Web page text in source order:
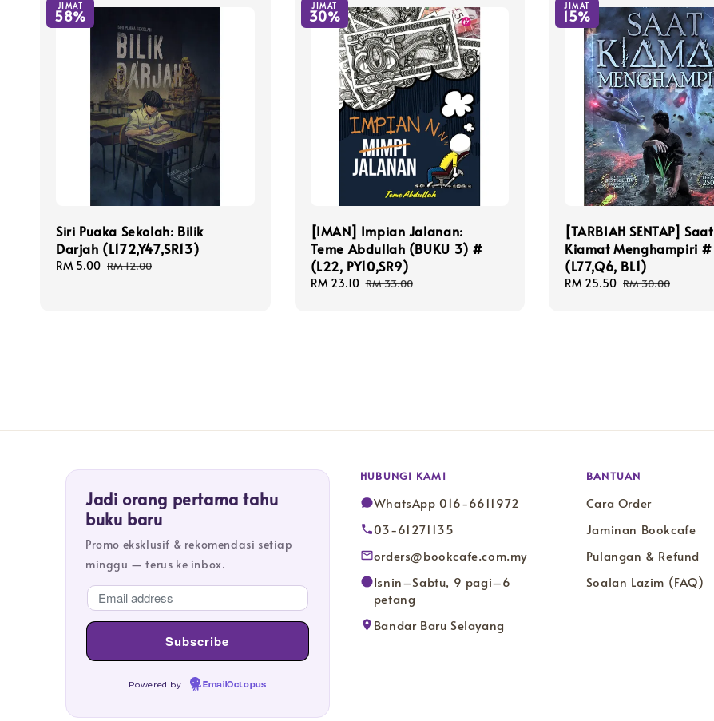
JIMAT
58%
Siri Puaka Sekolah: Bilik
Darjah (L172,Y47,SR13)
Sale
RM 5.00 Regular
RM 12.00
JIMAT
30%
[IMAN] Impian Jalanan:
Teme Abdullah (BUKU 3) #
(L22, PY10,SR9)
Sale
RM 23.10 Regular
RM 33.00
JIMAT
15%
[TARBIAH SENTAP] Saat
Kiamat Menghampiri #
(L77,Q6, BL1)
Sale
RM 25.50 Regular
RM 30.00
Jadi orang pertama tahu
buku baru
Promo eksklusif & rekomendasi setiap
minggu — terus ke inbox.
Powered by EmailOctopus
HUBUNGI KAMI
WhatsApp 016-6611972
03-61271135
orders@bookcafe.com.my
Isnin–Sabtu, 9 pagi–6
petang
Bandar Baru Selayang
BANTUAN
Cara Order
Jaminan Bookcafe
Pulangan & Refund
Soalan Lazim (FAQ)